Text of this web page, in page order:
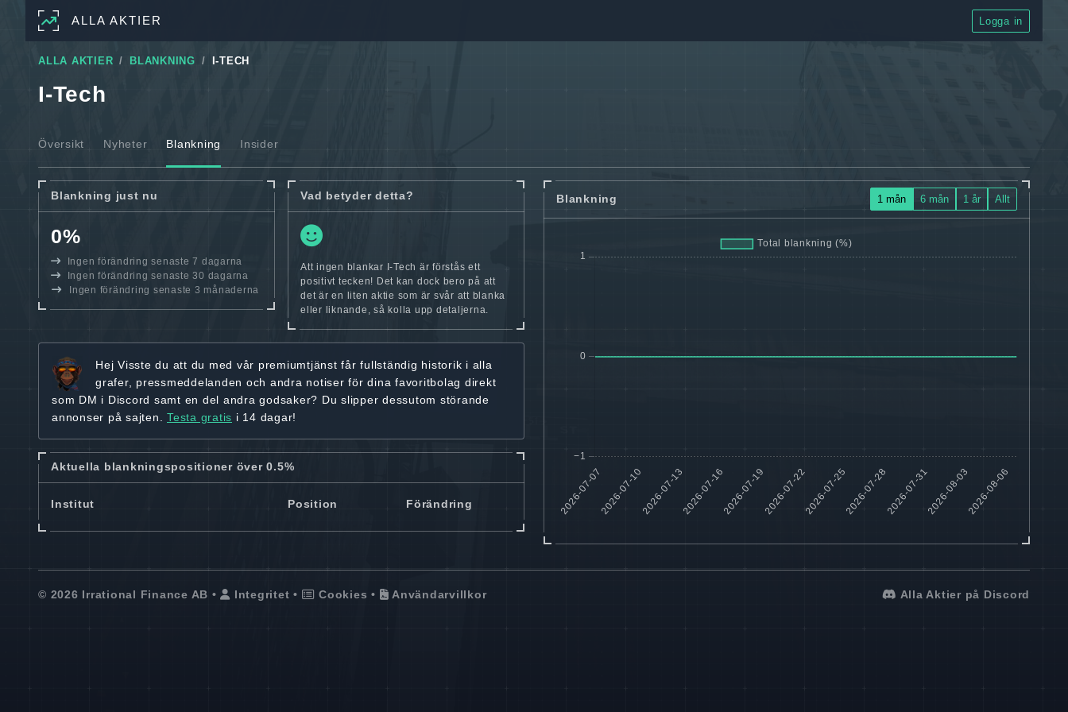
ALLA AKTIER Logga in
ALLA AKTIER BLANKNING I-TECH
I-Tech
Översikt Nyheter Blankning Insider
Blankning just nu
0%
Ingen förändring senaste 7 dagarna
Ingen förändring senaste 30 dagarna
Ingen förändring senaste 3 månaderna
Vad betyder detta?
Att ingen blankar I-Tech är förstås ett
positivt tecken! Det kan dock bero på att
det är en liten aktie som är svår att blanka
eller liknande, så kolla upp detaljerna.
Hej Visste du att du med vår premiumtjänst fårfullständig historik i alla
grafer, pressmeddelanden och andra notiser för dina favoritbolag direkt
som DM i Discord samt en del andra godsaker? Du slipper dessutom störande
annonser på sajten. Testa gratis i 14 dagar!
Aktuella blankningspositioner över 0.5%
Institut Position Förändring
Blankning 1 mån 6 mån 1 år Allt
© 2026 Irrational Finance AB • Integritet • Cookies • Användarvillkor Alla Aktier på Discord